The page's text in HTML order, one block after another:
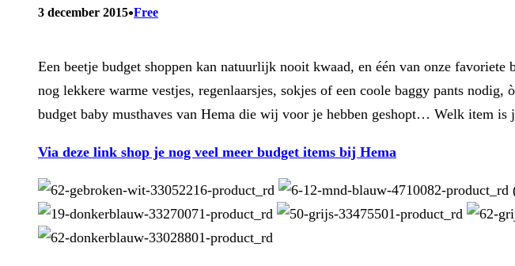
3 december 2015•Free
Een beetje budget shoppen kan natuurlijk nooit kwaad, en één van onze
nog lekkere warme vestjes, regenlaarsjes, sokjes of een coole baggy pants
budget baby musthaves van Hema die wij voor je hebben geshopt… Welk item is
Via deze link shop je nog veel meer budget items bij Hema